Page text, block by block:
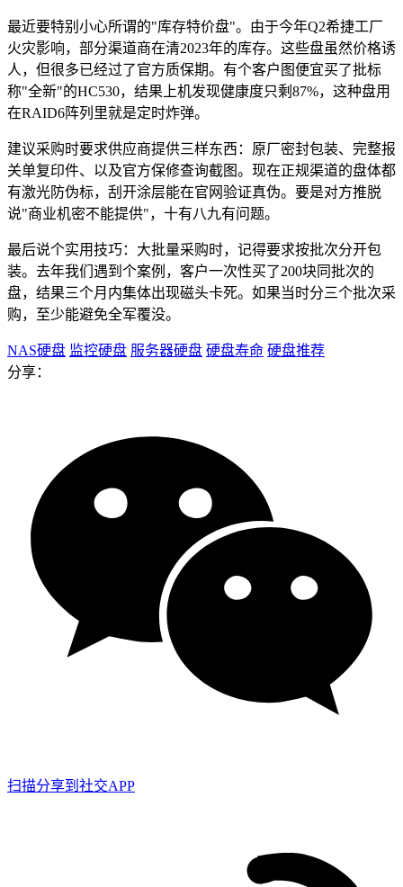
最近要特别小心所谓的"库存特价盘"。由于今年Q2希捷工厂
火灾影响，部分渠道商在清2023年的库存。这些盘虽然价格诱
人，但很多已经过了官方质保期。有个客户图便宜买了批标
称"全新"的HC530，结果上机发现健康度只剩87%，这种盘用
在RAID6阵列里就是定时炸弹。
建议采购时要求供应商提供三样东西：原厂密封包装、完整报
关单复印件、以及官方保修查询截图。现在正规渠道的盘体都
有激光防伪标，刮开涂层能在官网验证真伪。要是对方推脱
说"商业机密不能提供"，十有八九有问题。
最后说个实用技巧：大批量采购时，记得要求按批次分开包
装。去年我们遇到个案例，客户一次性买了200块同批次的
盘，结果三个月内集体出现磁头卡死。如果当时分三个批次采
购，至少能避免全军覆没。
NAS硬盘 监控硬盘 服务器硬盘 硬盘寿命 硬盘推荐
分享：
扫描分享到社交APP